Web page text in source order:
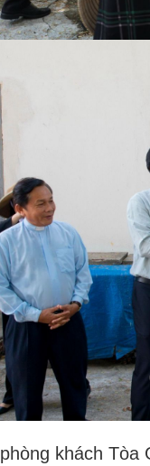
khách